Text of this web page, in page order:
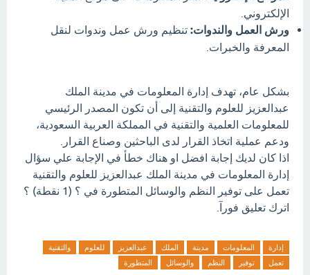
الإلكتروني.
ورش العمل والندوات: تنظيم ورش عمل وندوات لنقل
المعرفة والخبرات.
بشكل عام، تهدف إدارة المعلومات في مدينة الملك
عبدالعزيز للعلوم والتقنية إلى أن تكون المصدر الرئيسي
للمعلومات العلمية والتقنية في المملكة العربية السعودية،
ودعم عملية اتخاذ القرار لدى الباحثين وصناع القرار.
اذا كان لديك إجابة افضل او هناك خطأ في الإجابة علي سؤال
إدارة المعلومات في مدينة الملك عبدالعزيز للعلوم والتقنية
تعمل على توفير النظم والوسائل المتطورة في ؟ (1 نقطة) ؟
اترك تعليق فورآ.
إدارة المعلومات مدينة الملك عبدالعزيز للعلوم
والتقنية
تعمل
توفير النظم والوسائل المتطورة